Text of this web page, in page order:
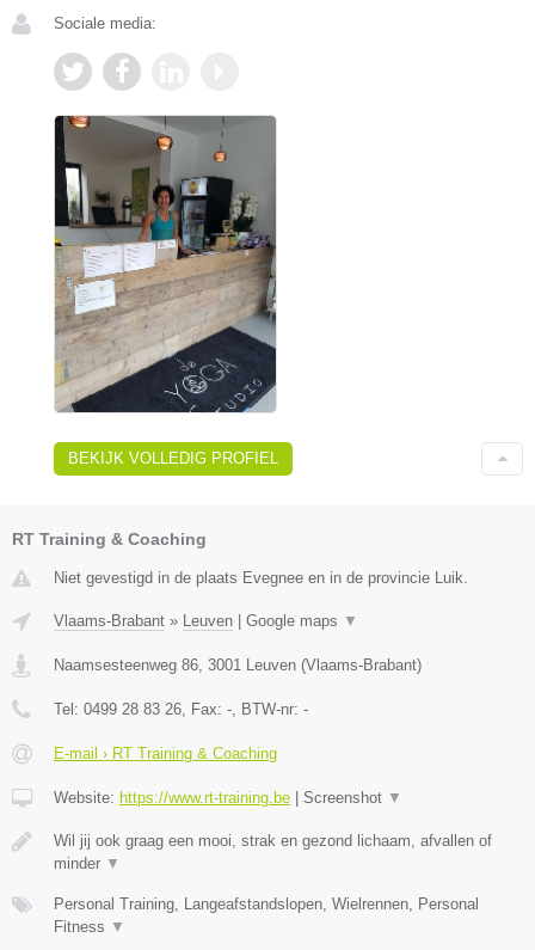
Sociale media:
BEKIJK VOLLEDIG PROFIEL
RT Training & Coaching
Niet gevestigd in de plaats Evegnee en in de provincie Luik.
Vlaams-Brabant » Leuven | Google maps ▼
Naamsesteenweg 86 3001 Leuven (Vlaams-Brabant)
Tel: 0499 28 83 26 , Fax: - , BTW-nr: -
E-mail › RT Training & Coaching
Website: https://www.rt-training.be | Screenshot ▼
Wil jij ook graag een mooi, strak en gezond lichaam, afvallen of
minder ▼
Personal Training, Langeafstandslopen, Wielrennen, Personal
Fitness ▼